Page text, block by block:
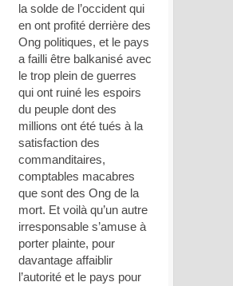
la solde de l’occident qui
en ont profité derrière des
Ong politiques, et le pays
a failli être balkanisé avec
le trop plein de guerres
qui ont ruiné les espoirs
du peuple dont des
millions ont été tués à la
satisfaction des
commanditaires,
comptables macabres
que sont des Ong de la
mort. Et voilà qu’un autre
irresponsable s’amuse à
porter plainte, pour
davantage affaiblir
l’autorité et le pays pour